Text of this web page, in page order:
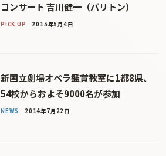
コンサート 吉川健一（バリトン）
PICK UP 2015年5月4日
新国立劇場オペラ鑑賞教室に1都8県、
54校からおよそ9000名が参加
NEWS 2014年7月22日